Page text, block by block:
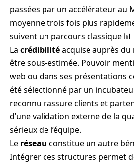
passées par un accélérateur au
moyenne trois fois plus
suivent un parcours classique 📊
La crédibilitéacquise auprès du
être sous-estimée. Pouvoir
web ou dans ses présentations
été sélectionné par un
reconnu rassure clients et
d’une validation externe de la
sérieux de l’équipe.
Le réseau constitue un autre
Intégrer ces structures permet